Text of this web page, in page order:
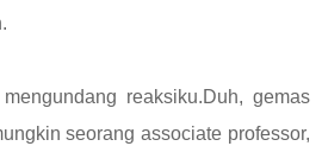
reaksiku.Duh, gemas
seorang associate professor,